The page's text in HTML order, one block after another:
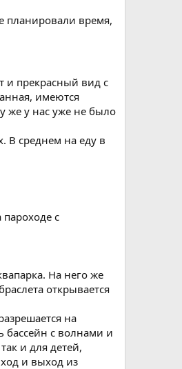
планировали время,
и прекрасный вид с
имеются
же у нас уже не было
В среднем на еду в
с
На него же
открывается
на
бассейн с волнами и
и для детей,
и выход из